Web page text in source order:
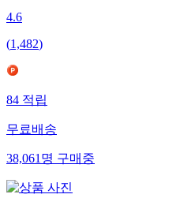
4.6
(1,482)
84 적립
무료배송
38,061 명 구매중